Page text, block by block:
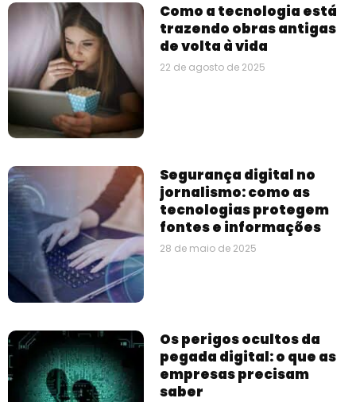
Como a tecnologia está
trazendo obras antigas
de volta à vida
22 de agosto de 2025
Segurança digital no
jornalismo: como as
tecnologias protegem
fontes e informações
28 de maio de 2025
Os perigos ocultos da
pegada digital: o que as
empresas precisam
saber